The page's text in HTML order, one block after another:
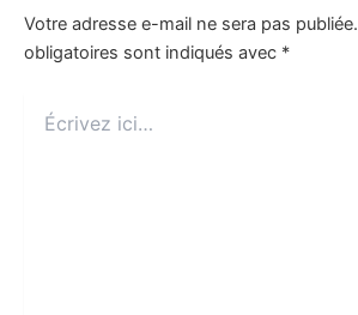
Votre adresse e-mail ne sera pas publiée.
obligatoires sont indiqués avec *
ici…